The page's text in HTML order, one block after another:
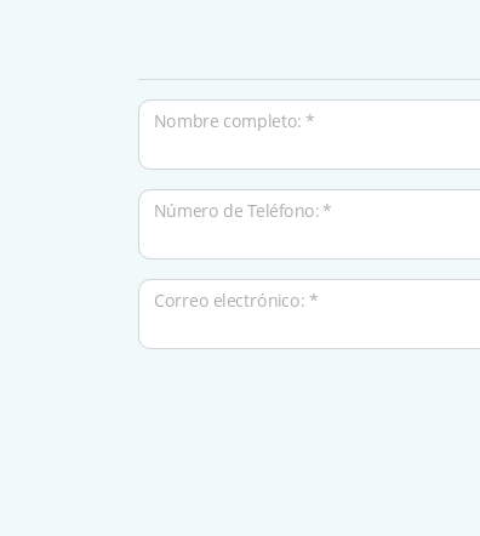
Nombre completo: *
Número de Teléfono: *
Correo electrónico: *